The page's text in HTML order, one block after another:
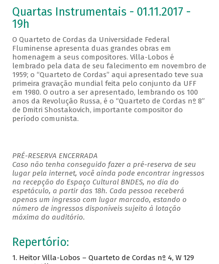
Quartas Instrumentais - 01.11.2017 -
19h
O Quarteto de Cordas da Universidade Federal
Fluminense apresenta duas grandes obras em
homenagem a seus compositores. Villa-Lobos é
lembrado pela data de seu falecimento em novembro de
1959; o “Quarteto de Cordas” aqui apresentado teve sua
primeira gravação mundial feita pelo conjunto da UFF
em 1980. O outro a ser apresentado, lembrando os 100
anos da Revolução Russa, é o “Quarteto de Cordas nº 8”
de Dmitri Shostakovich, importante compositor do
período comunista.
PRÉ-RESERVA ENCERRADA
Caso não tenha conseguido fazer a pré-reserva de seu
lugar pela internet, você ainda pode encontrar ingressos
na recepção do Espaço Cultural BNDES, no dia do
espetáculo, a partir das 18h. Cada pessoa receberá
apenas um ingresso com lugar marcado, estando o
número de ingressos disponíveis sujeito à lotação
máxima do auditório.
Repertório:
1. Heitor Villa-Lobos – Quarteto de Cordas nº 4, W 129